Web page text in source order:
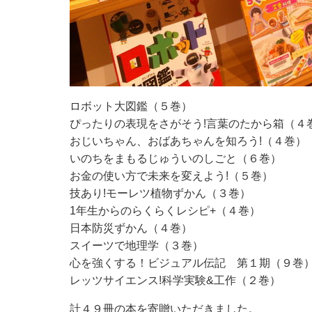
ロボット大図鑑（５巻）
ぴったりの表現をさがそう!言葉のたから箱（４
おじいちゃん、おばあちゃんを知ろう!（４巻）
いのちをまもるじゅういのしごと（６巻）
お金の使い方で未来を変えよう!（５巻）
技あり!モーレツ植物ずかん（３巻）
1年生からのらくらくレシピ+（４巻）
日本防災ずかん（４巻）
スイーツで地理学（３巻）
心を強くする！ビジュアル伝記 第１期（９巻
レッツサイエンス!科学実験&工作（２巻）
計４９冊の本を寄贈いただきました。